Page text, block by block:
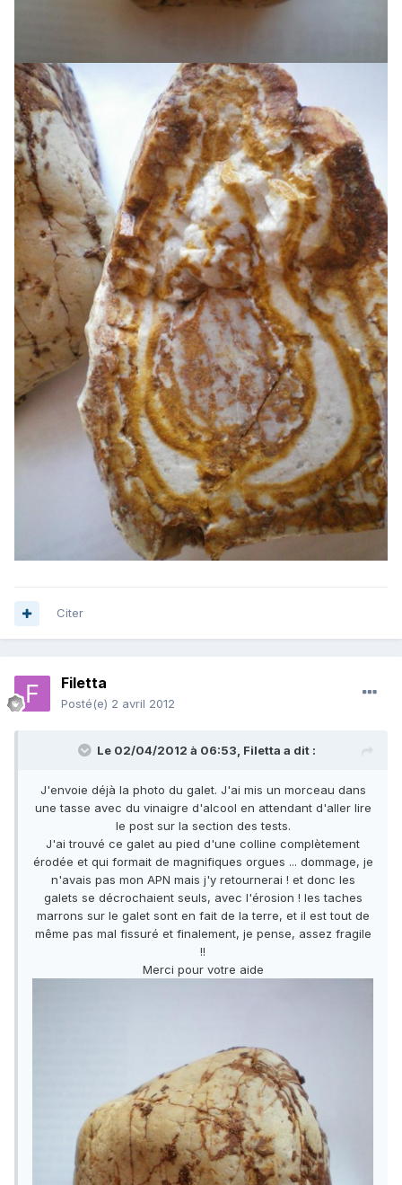
Citer
Filetta
Posté(e) 2 avril 2012
Le 02/04/2012 à 06:53, Filetta a dit :
J'envoie déjà la photo du galet. J'ai mis un morceau dans
une tasse avec du vinaigre d'alcool en attendant d'aller lire
le post sur la section des tests.
J'ai trouvé ce galet au pied d'une colline complètement
érodée et qui formait de magnifiques orgues ... dommage, je
n'avais pas mon APN mais j'y retournerai ! et donc les
galets se décrochaient seuls, avec l'érosion ! les taches
marrons sur le galet sont en fait de la terre, et il est tout de
même pas mal fissuré et finalement, je pense, assez fragile
!!
Merci pour votre aide